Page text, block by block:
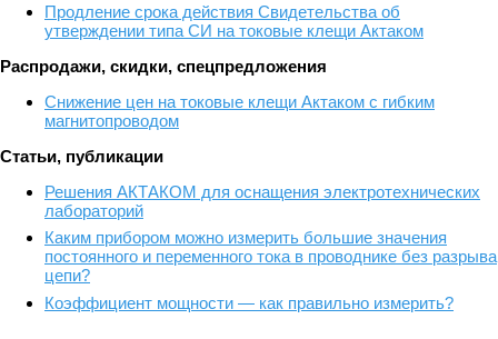
Продление срока действия Свидетельства об
утверждении типа СИ на токовые клещи Актаком
Распродажи, скидки, спецпредложения
Снижение цен на токовые клещи Актаком с гибким
магнитопроводом
Статьи, публикации
Решения АКТАКОМ для оснащения электротехнических
лабораторий
Каким прибором можно измерить большие значения
постоянного и переменного тока в проводнике без разрыва
цепи?
Коэффициент мощности — как правильно измерить?